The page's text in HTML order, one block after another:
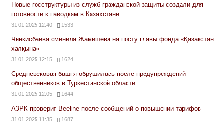
Новые госструктуры из служб гражданской защиты создали для
готовности к паводкам в Казахстане
31.01.2025 12:40 1533
Чинкисбаева сменила Жамишева на посту главы фонда «Қазақстан
халқына»
31.01.2025 12:15 1624
Средневековая башня обрушилась после предупреждений
общественников в Туркестанской области
31.01.2025 12:05 1644
АЗРК проверит Beeline после сообщений о повышении тарифов
31.01.2025 11:35 1687